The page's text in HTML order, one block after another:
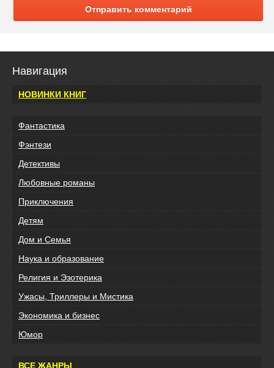
Отправить комментарий
Навигация
НОВИНКИ КНИГ
Фантастика
Фэнтези
Детективы
Любовные романы
Приключения
Детям
Дом и Семья
Наука и образование
Религия и Эзотерика
Ужасы, Триллеры и Мистика
Экономика и бизнес
Юмор
ВСЕ ЖАНРЫ